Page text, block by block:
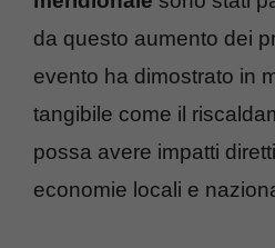
da questo aumento dei
evento ha dimostrato in
tangibile come il
possa avere impatti
economie locali e